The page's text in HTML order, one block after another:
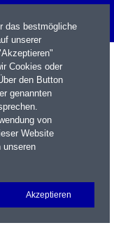
Login
das bestmögliche
unserer
Cookies oder
den Button
genannten
von
Website
unseren
Akzeptieren